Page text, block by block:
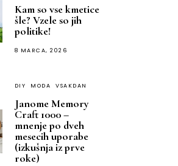
Kam so vse kmetice
šle? Vzele so jih
politike!
8 MARCA, 2026
DIY MODA VSAKDAN
Janome Memory
Craft 1000 –
mnenje po dveh
mesecih uporabe
(izkušnja iz prve
roke)